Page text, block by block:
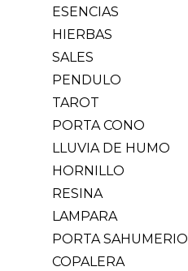
ESENCIAS
HIERBAS
SALES
PENDULO
TAROT
PORTA CONO
LLUVIA DE HUMO
HORNILLO
RESINA
LAMPARA
PORTA SAHUMERIO
COPALERA